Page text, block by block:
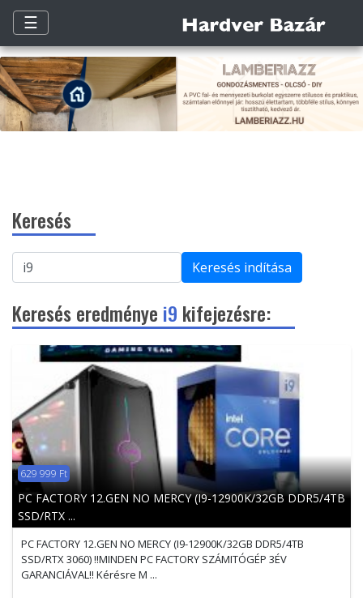
☰
Keresés
Keresés indítása
Keresés eredménye i9 kifejezésre:
629 999 Ft
PC FACTORY 12.GEN NO MERCY (I9-12900K/32GB DDR5/4TB
SSD/RTX ...
PC FACTORY 12.GEN NO MERCY (I9-12900K/32GB DDR5/4TB
SSD/RTX 3060) !!MINDEN PC FACTORY SZÁMITÓGÉP 3ÉV
GARANCIÁVAL!! Kérésre M ...